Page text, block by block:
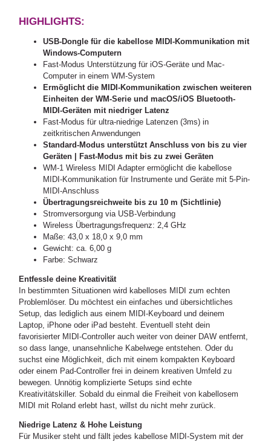
HIGHLIGHTS:
USB-Dongle für die kabellose MIDI-Kommunikation mit
Windows-Computern
Fast-Modus Unterstützung für iOS-Geräte und Mac-
Computer in einem WM-System
Ermöglicht die MIDI-Kommunikation zwischen weiteren
Einheiten der WM-Serie und macOS/iOS Bluetooth-
MIDI-Geräten mit niedriger Latenz
Fast-Modus für ultra-niedrige Latenzen (3ms) in
zeitkritischen Anwendungen
Standard-Modus unterstützt Anschluss von bis zu vier
Geräten | Fast-Modus mit bis zu zwei Geräten
WM-1 Wireless MIDI Adapter ermöglicht die kabellose
MIDI-Kommunikation für Instrumente und Geräte mit 5-Pin-
MIDI-Anschluss
Übertragungsreichweite bis zu 10 m (Sichtlinie)
Stromversorgung via USB-Verbindung
Wireless Übertragungsfrequenz: 2,4 GHz
Maße: 43,0 x 18,0 x 9,0 mm
Gewicht: ca. 6,00 g
Farbe: Schwarz
Entfessle deine Kreativität
In bestimmten Situationen wird kabelloses MIDI zum echten
Problemlöser. Du möchtest ein einfaches und übersichtliches
Setup, das lediglich aus einem MIDI-Keyboard und deinem
Laptop, iPhone oder iPad besteht. Eventuell steht dein
favorisierter MIDI-Controller auch weiter von deiner DAW entfernt,
so dass lange, unansehnliche Kabelwege entstehen. Oder du
suchst eine Möglichkeit, dich mit einem kompakten Keyboard
oder einem Pad-Controller frei in deinem kreativen Umfeld zu
bewegen. Unnötig komplizierte Setups sind echte
Kreativitätskiller. Sobald du einmal die Freiheit von kabellosem
MIDI mit Roland erlebt hast, willst du nicht mehr zurück.
Niedrige Latenz & Hohe Leistung
Für Musiker steht und fällt jedes kabellose MIDI-System mit der